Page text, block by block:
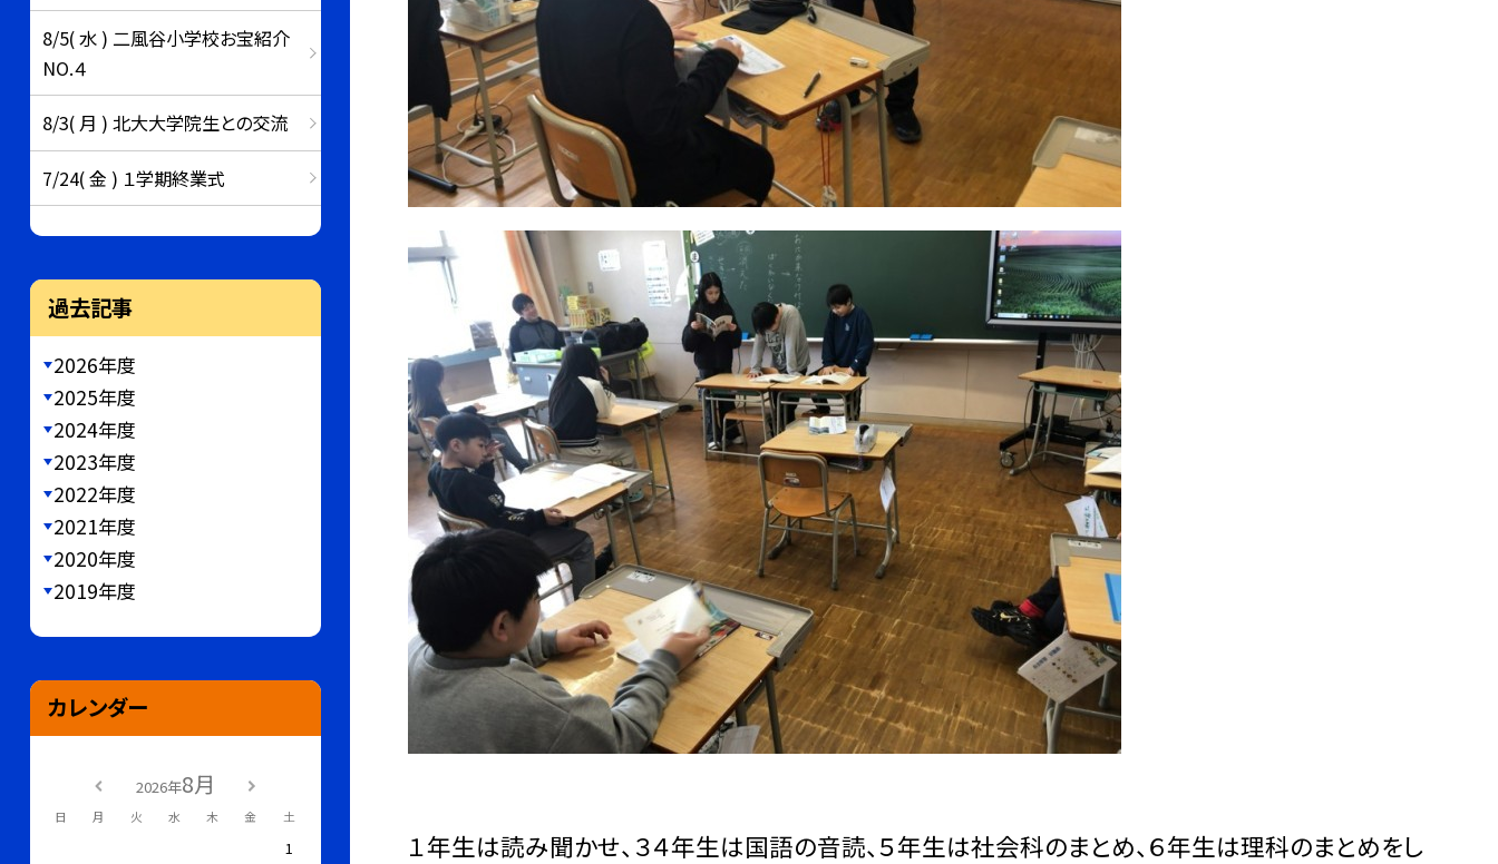
１年生は読み聞かせ、３４年生は国語の音読、５年生は社会科のまとめ、６年生は理科のまとめをし
8/5( 水 ) 二風谷小学校お宝紹介
NO.４
8/3( 月 ) 北大大学院生との交流
7/24( 金 ) １学期終業式
過去記事
2026年度
2025年度
2024年度
2023年度
2022年度
2021年度
2020年度
2019年度
カレンダー
2026年8月
日 月 火 水 木 金 土
1